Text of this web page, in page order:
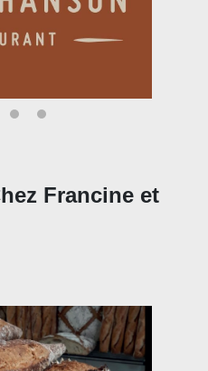
Francine et